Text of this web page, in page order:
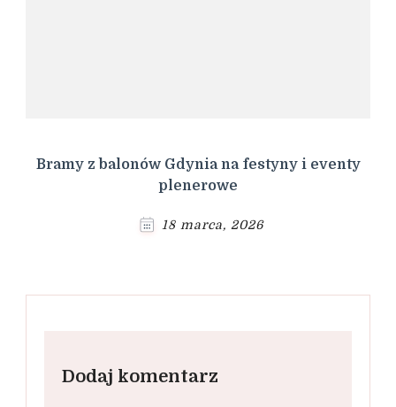
Bramy z balonów Gdynia na festyny i eventy
plenerowe
18 marca, 2026
Dodaj komentarz